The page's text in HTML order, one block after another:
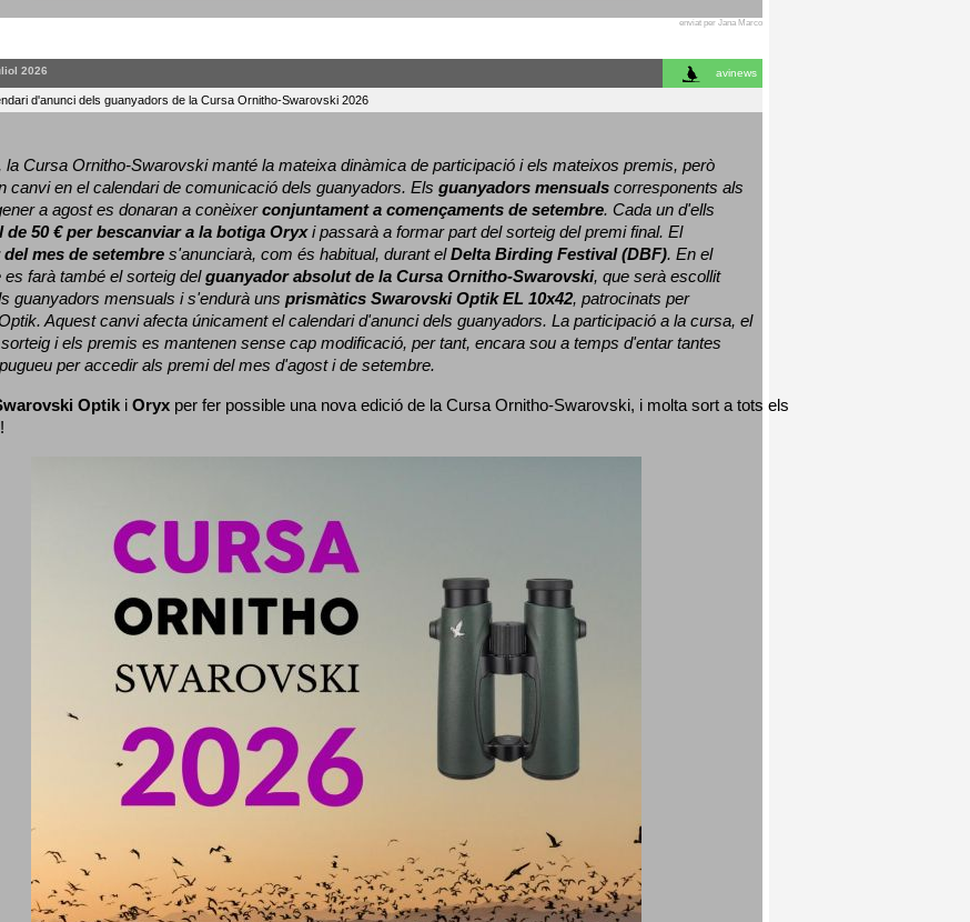
enviat per Jana Marco
2026 avinews
d'anunci dels guanyadors de la Cursa Ornitho-Swarovski 2026
la Cursa Ornitho-Swarovski manté la mateixa dinàmica de participació i els mateixos premis, però
canvi en el calendari de comunicació dels guanyadors. Els guanyadors mensuals corresponents als
a agost es donaran a conèixer conjuntament a començaments de setembre. Cada un d'ells
de 50 € per bescanviar a la botiga Oryx i passarà a formar part del sorteig del premi final.
El
mes de setembre s'anunciarà, com és habitual, durant el Delta Birding Festival (DBF). En el
es farà també el sorteig del guanyador absolut de la Cursa Ornitho-Swarovski, que serà escollit
guanyadors mensuals i s'endurà uns prismàtics Swarovski Optik EL 10x42, patrocinats per
Aquest canvi afecta únicament el calendari d'anunci dels guanyadors. La participació a la cursa, el
i els premis es mantenen sense cap modificació, per tant, encara sou a temps d'entar tantes
per accedir als premi del mes d'agost i de setembre.
Optik i Oryx per fer possible una nova edició de la Cursa Ornitho-Swarovski, i molta sort a tots els